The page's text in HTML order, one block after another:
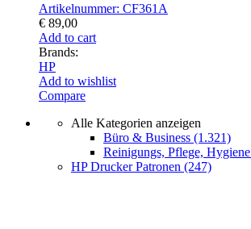
Artikelnummer: CF361A
€ 89,00
Add to cart
Brands:
HP
Add to wishlist
Compare
Alle Kategorien anzeigen
Büro & Business (1.321)
Reinigungs, Pflege, Hygiene
HP Drucker Patronen (247)